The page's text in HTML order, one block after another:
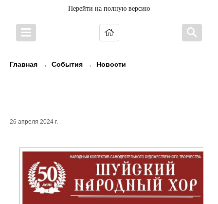
Перейти на полную версию
Главная → События → Новости
26 апреля 2024 г.